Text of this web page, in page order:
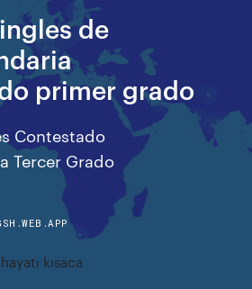
de
primer grado
Contestado
Tercer Grado
kısaca